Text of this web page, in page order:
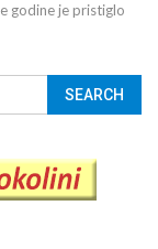
godine je pristiglo